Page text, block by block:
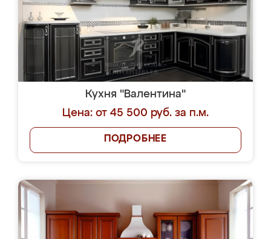
Кухня "Валентина"
Цена: от 45 500 руб. за п.м.
ПОДРОБНЕЕ